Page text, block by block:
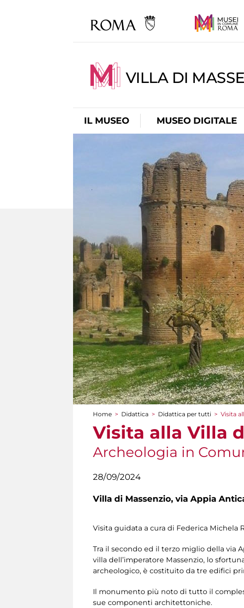
VILLA DI
IL MUSEO MUSEO DIGITALE
Tu sei qui
Home > Didattica > Didattica per tutti > Visita
Visita alla Villa
Archeologia in
28/09/2024
Villa di Massenzio, via Appia
Visita guidata a cura di Federica Michela
Tra il secondo ed il terzo miglio della via
villa dell’imperatore Massenzio, lo
archeologico, è costituito da tre edifici
Il monumento più noto di tutto il
sue componenti architettoniche.